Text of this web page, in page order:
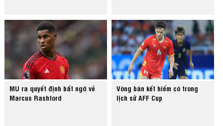
MU ra quyết định bất ngờ về
Marcus Rashford
Vòng bán kết hiếm có trong
lịch sử AFF Cup